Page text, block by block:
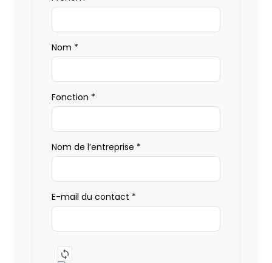
Nom *
Fonction *
Nom de l’entreprise *
E-mail du contact *